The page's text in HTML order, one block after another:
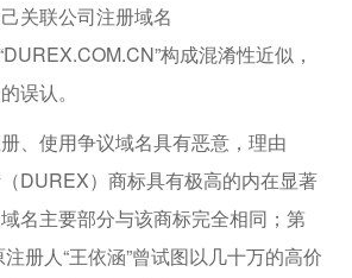
关联公司注册域名
构成混淆性近似，
误认。
使用争议域名具有恶意，理由
DUREX）商标具有极高的内在显著
名主要部分与该商标完全相同；第
册人“王依涵”曾试图以几十万的高价